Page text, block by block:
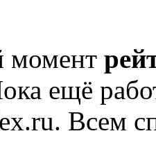
момент
ещё
Всем